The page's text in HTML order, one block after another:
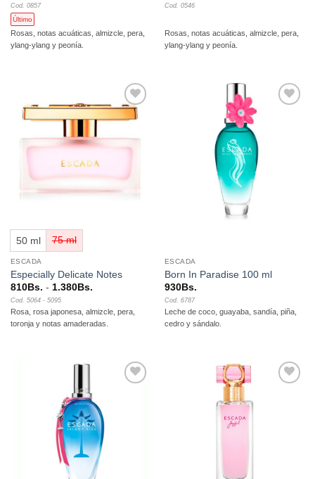
Cod. 0857
Último
Rosas, notas acuáticas, almizcle, pera,
ylang-ylang y peonía.
Cod. 0546
Rosas, notas acuáticas, almizcle, pera,
ylang-ylang y peonía.
Añadir
50 ml 75 ml
ESCADA
Especially Delicate Notes
810Bs. - 1.380Bs.
desde
810Bs.
Cod. 5064 - 5095
Rosa, rosa japonesa, almizcle, pera,
toronja y notas amaderadas.
ESCADA
Born In Paradise 100 ml
930Bs.
Cod. 6787
Leche de coco, guayaba, sandía, piña,
cedro y sándalo.